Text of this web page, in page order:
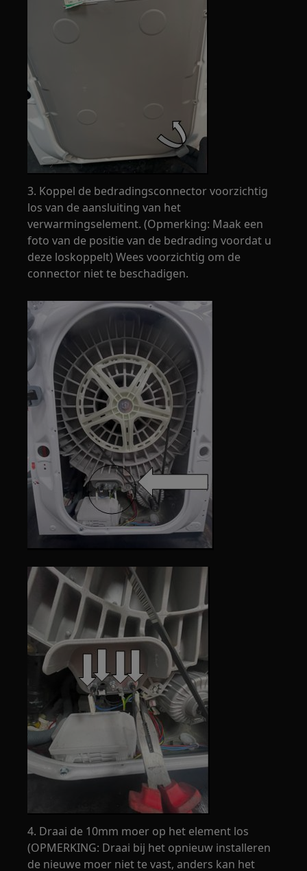
3. Koppel de bedradingsconnector voorzichtig
los van de aansluiting van het
verwarmingselement. (Opmerking: Maak een
foto van de positie van de bedrading voordat u
deze loskoppelt) Wees voorzichtig om de
connector niet te beschadigen.
4. Draai de 10mm moer op het element los
(OPMERKING: Draai bij het opnieuw installeren
de nieuwe moer niet te vast, anders kan het